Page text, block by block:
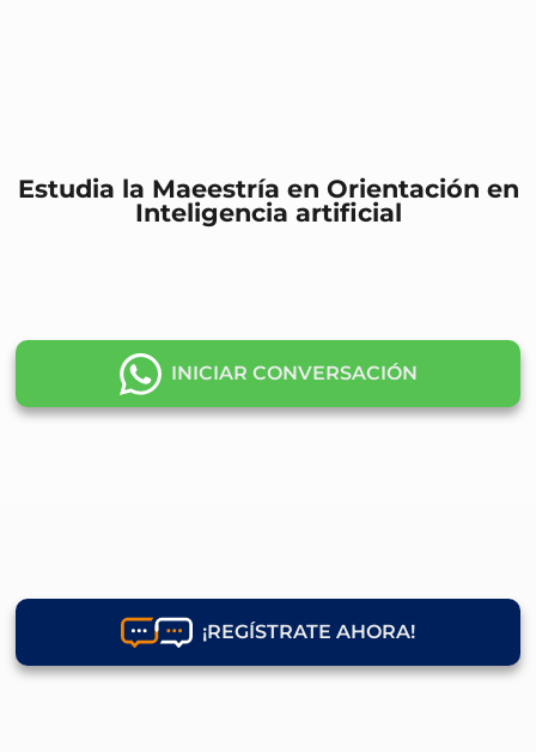
Estudia la Maeestría en Orientación en
Inteligencia artificial
INICIAR CONVERSACIÓN
¡REGÍSTRATE AHORA!